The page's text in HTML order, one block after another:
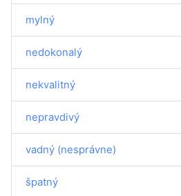
mylný
nedokonalý
nekvalitný
nepravdivý
vadný (nesprávne)
špatný